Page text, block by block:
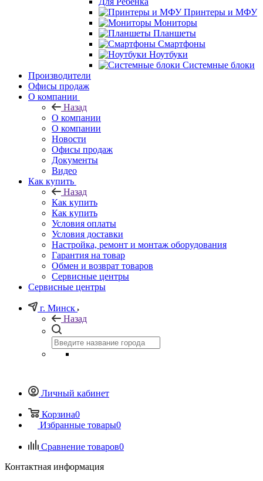
Принтеры и МФУ
Мониторы
Планшеты
Смартфоны
Ноутбуки
Системные блоки
Производители
Офисы продаж
О компании
Назад
О компании
О компании
Новости
Офисы продаж
Документы
Видео
Как купить
Назад
Как купить
Как купить
Условия оплаты
Условия доставки
Настройка, ремонт и монтаж оборудования
Гарантия на товар
Обмен и возврат товаров
Сервисные центры
Сервисные центры
г. Минск
Назад
Личный кабинет
Корзина0
Избранные товары0
Сравнение товаров0
Контактная информация